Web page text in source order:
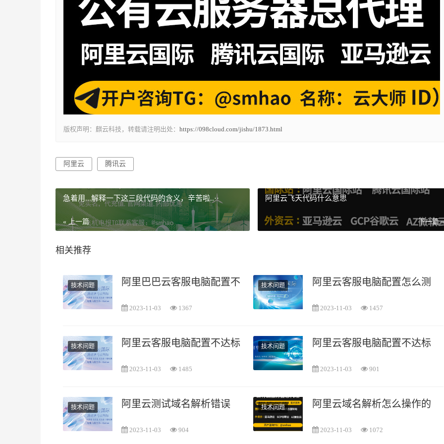
版权声明：麒云科技，转载请注明出处： https://098cloud.com/jishu/1873.html
阿里云 腾讯云
急着用...解释一下这三段代码的含义，辛苦啦..··
« 上一篇
阿里云飞天代码什么意思
下一篇 »
相关推荐
技术问题 阿里巴巴云客服电脑配置不达标
2023-11-03 1367
技术问题 阿里云客服电脑配置怎么测试
2023-11-03 1457
技术问题 阿里云客服电脑配置不达标怎么处理呢
2023-11-03 1485
技术问题 阿里云客服电脑配置不达标怎
2023-11-03 901
技术问题 阿里云测试域名解析错误
2023-11-03 904
技术问题 阿里云域名解析怎么操作的
2023-11-03 1072